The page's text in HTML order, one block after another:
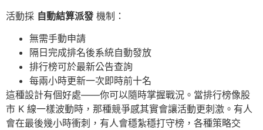
活動採 自動結算派發 機制：
無需手動申請
隔日完成排名後系統自動發放
排行榜可於最新公告查詢
每兩小時更新一次即時前十名
這種設計有個好處——你可以隨時掌握戰況。當排行榜像股
市 K 線一樣波動時，那種競爭感其實會讓活動更刺激。有人
會在最後幾小時衝刺，有人會穩紮穩打守榜，各種策略交